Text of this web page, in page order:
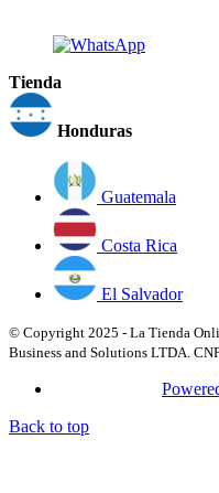
Tienda
Honduras
Guatemala
Costa Rica
El Salvador
© Copyright 2025 - La Tienda
Business and Solutions LTDA.
Back to top